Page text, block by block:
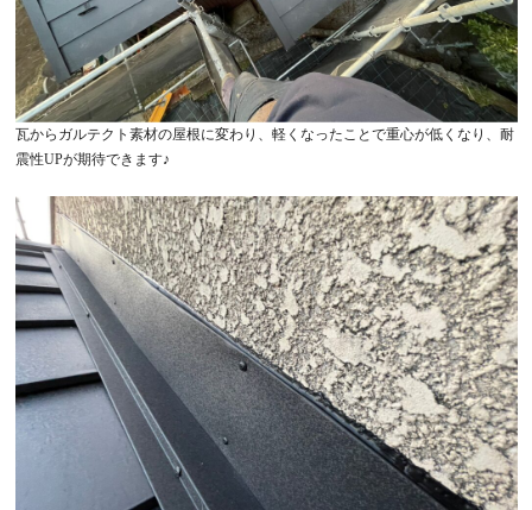
瓦からガルテクト素材の屋根に変わり、軽くなったことで重心が低くなり、耐
震性UPが期待できます♪